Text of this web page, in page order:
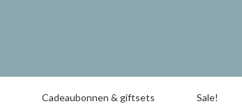
Cadeaubonnen & giftsets Sale!